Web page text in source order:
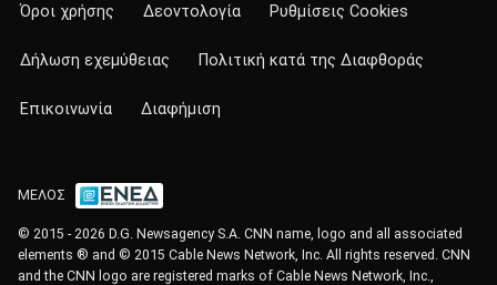
Όροι χρήσης Δεοντολογία Ρυθμίσεις Cookies
Δήλωση εχεμύθειας Πολιτική κατά της Διαφθοράς
Επικοινωνία Διαφήμιση
ΜΕΛΟΣ
© 2015 - 2026 D.G. Newsagency S.A. CNN name, logo and all associated
elements ® and © 2015 Cable News Network, Inc. All rights reserved. CNN
and the CNN logo are registered marks of Cable News Network, Inc.,